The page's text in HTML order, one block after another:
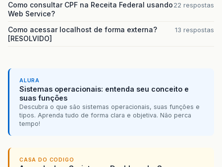
Como consultar CPF na Receita Federal usando
Web Service?
22 respostas
Como acessar localhost de forma externa?
[RESOLVIDO]
13 respostas
ALURA
Sistemas operacionais: entenda seu conceito e
suas funções
Descubra o que são sistemas operacionais, suas funções e
tipos. Aprenda tudo de forma clara e objetiva. Não perca
tempo!
CASA DO CODIGO